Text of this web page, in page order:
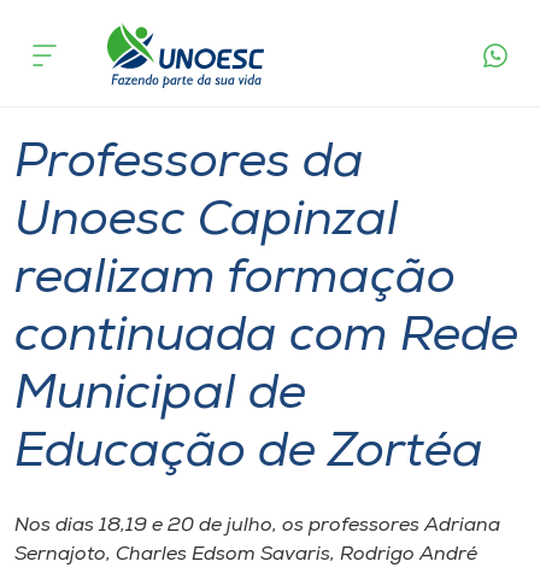
Cursos
Pesquisa
Atendimento ao Estudante
Portal de Ensino
Unoesc
Internacionalização
acontece
Educação de Zortéa
Professores da
Unoesc Capinzal
realizam formação
continuada com Rede
Municipal de
Educação de Zortéa
Nos dias 18,19 e 20 de julho, os professores Adriana
Sernajoto, Charles Edsom Savaris, Rodrigo André